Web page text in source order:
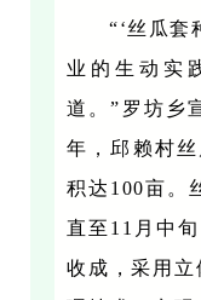
“‘丝瓜套
业的生动实
道。”罗坊乡
年，邱赖村
积达100亩。
直至11月中
收成，采用立